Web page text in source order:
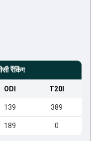
रैंकिंग
ODI T20I
139 389
189 0